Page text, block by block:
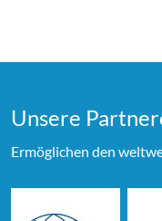
Unsere
Ermöglichen den